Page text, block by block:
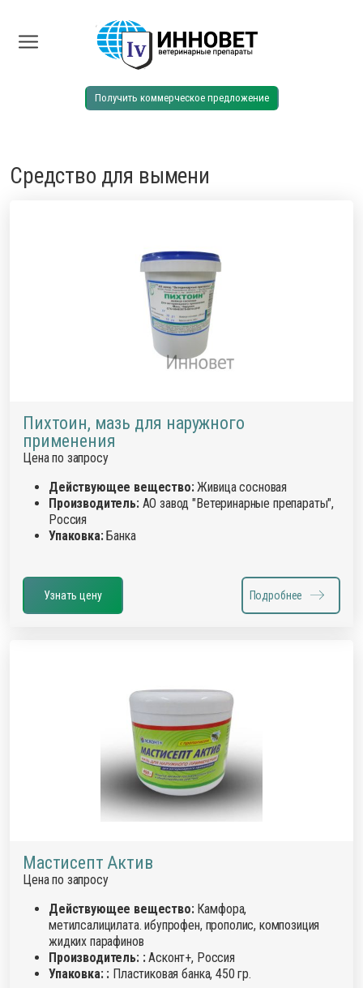
Получить коммерческое предложение
Каталог Средство для вымени
Средство для вымени
Пихтоин, мазь для наружного
применения
Цена по запросу
Действующее вещество:Живица сосновая
Производитель:АО завод "Ветеринарные препараты",
Россия
Упаковка:Банка
Узнать цену Подробнее
Мастисепт Актив
Цена по запросу
Действующее вещество:Камфора,
метилсалицилата. ибупрофен, прополис, композиция
жидких парафинов
Производитель: :Асконт+, Россия
Упаковка: : Пластиковая банка, 450 гр.